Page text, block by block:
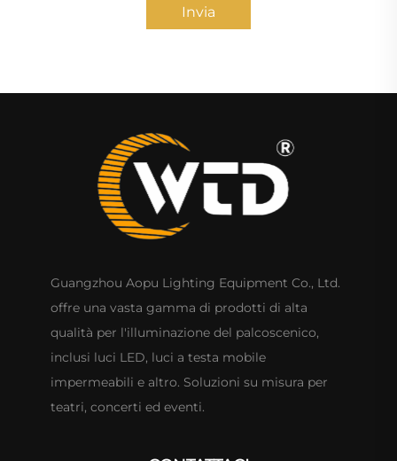
Invia
Guangzhou Aopu Lighting Equipment Co., Ltd.
offre una vasta gamma di prodotti di alta
qualità per l'illuminazione del palcoscenico,
inclusi luci LED, luci a testa mobile
impermeabili e altro. Soluzioni su misura per
teatri, concerti ed eventi.